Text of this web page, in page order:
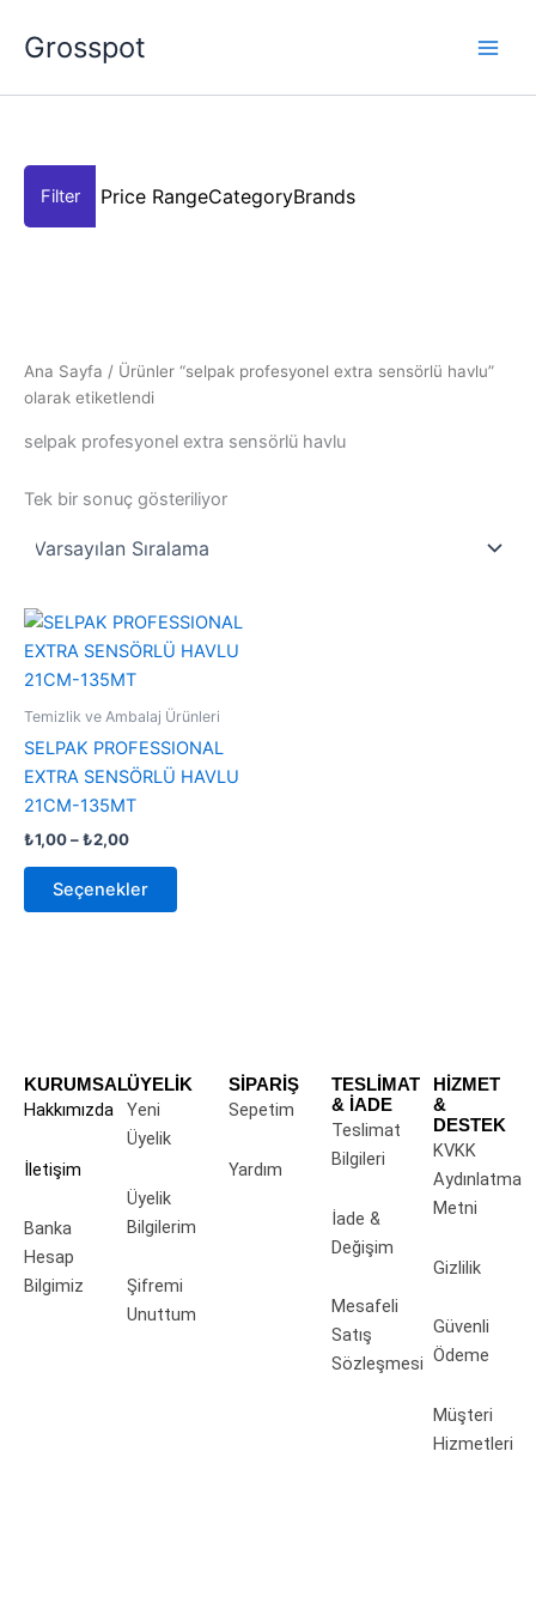
atlaGrosspot
Price RangeCategoryBrands
Ana Sayfa / Ürünler “selpak profesyonel extra sensörlü havlu”
olarak etiketlendi
selpak profesyonel extra sensörlü havlu
Tek bir sonuç gösteriliyor
Temizlik ve Ambalaj Ürünleri
SELPAK PROFESSIONAL
EXTRA SENSÖRLÜ HAVLU
21CM-135MT
₺1,00–₺2,00
Fiyat
aralığı:
₺1,00
-
Seçenekler
Bu
ürünün
fazla
KURUMSAL
Hakkımızda
İletişim
Banka
Hesap
Bilgimiz
ÜYELİK
Yeni
Üyelik
Üyelik
Bilgilerim
Şifremi
Unuttum
SİPARİŞ
Sepetim
Yardım
TESLİMAT
& İADE
Teslimat
Bilgileri
İade &
Değişim
Mesafeli
Satış
Sözleşmesi
HİZMET
&
DESTEK
KVKK
Aydınlatma
Metni
Gizlilik
Güvenli
Ödeme
Müşteri
Hizmetleri